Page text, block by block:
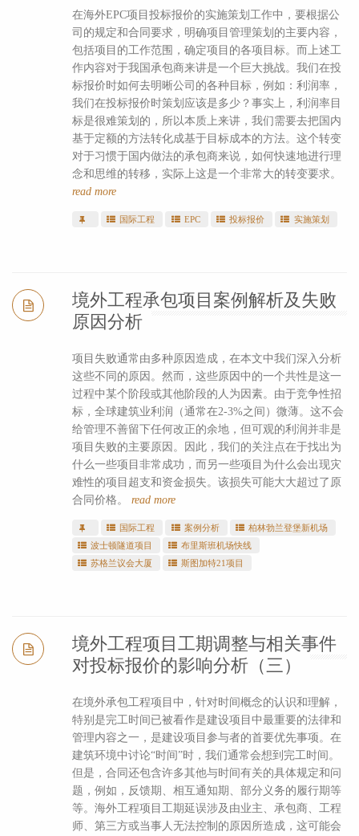
在海外EPC项目投标报价的实施策划工作中，要根据公
司的规定和合同要求，明确项目管理策划的主要内容，
包括项目的工作范围，确定项目的各项目标。而上述工
作内容对于我国承包商来讲是一个巨大挑战。我们在投
标报价时如何去明晰公司的各种目标，例如：利润率，
我们在投标报价时策划应该是多少？事实上，利润率目
标是很难策划的，所以本质上来讲，我们需要去把国内
基于定额的方法转化成基于目标成本的方法。这个转变
对于习惯于国内做法的承包商来说，如何快速地进行理
念和思维的转移，实际上这是一个非常大的转变要求。
read more
国际工程 EPC 投标报价 实施策划
境外工程承包项目案例解析及失败
原因分析
项目失败通常由多种原因造成，在本文中我们深入分析
这些不同的原因。然而，这些原因中的一个共性是这一
过程中某个阶段或其他阶段的人为因素。由于竞争性招
标，全球建筑业利润（通常在2-3%之间）微薄。这不会
给管理不善留下任何改正的余地，但可观的利润并非是
项目失败的主要原因。因此，我们的关注点在于找出为
什么一些项目非常成功，而另一些项目为什么会出现灾
难性的项目超支和资金损失。该损失可能大大超过了原
合同价格。 read more
国际工程 案例分析
柏林勃兰登堡新机场
波士顿隧道项目
布里斯班机场快线
苏格兰议会大厦
斯图加特21项目
境外工程项目工期调整与相关事件
对投标报价的影响分析（三）
在境外承包工程项目中，针对时间概念的认识和理解，
特别是完工时间已被看作是建设项目中最重要的法律和
管理内容之一，是建设项目参与者的首要优先事项。在
建筑环境中讨论“时间”时，我们通常会想到完工时间。
但是，合同还包含许多其他与时间有关的具体规定和问
题，例如，反馈期、相互通知期、部分义务的履行期等
等。海外工程项目工期延误涉及由业主、承包商、工程
师、第三方或当事人无法控制的原因所造成，这可能会